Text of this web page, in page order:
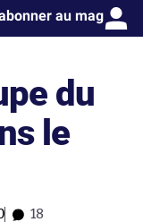
au mag
du
le
18